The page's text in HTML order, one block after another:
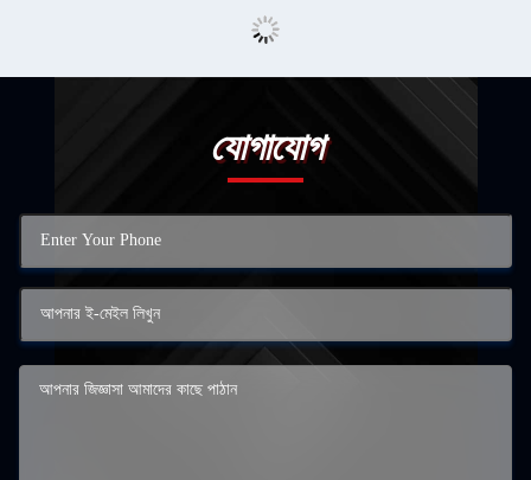
যোগাযোগ